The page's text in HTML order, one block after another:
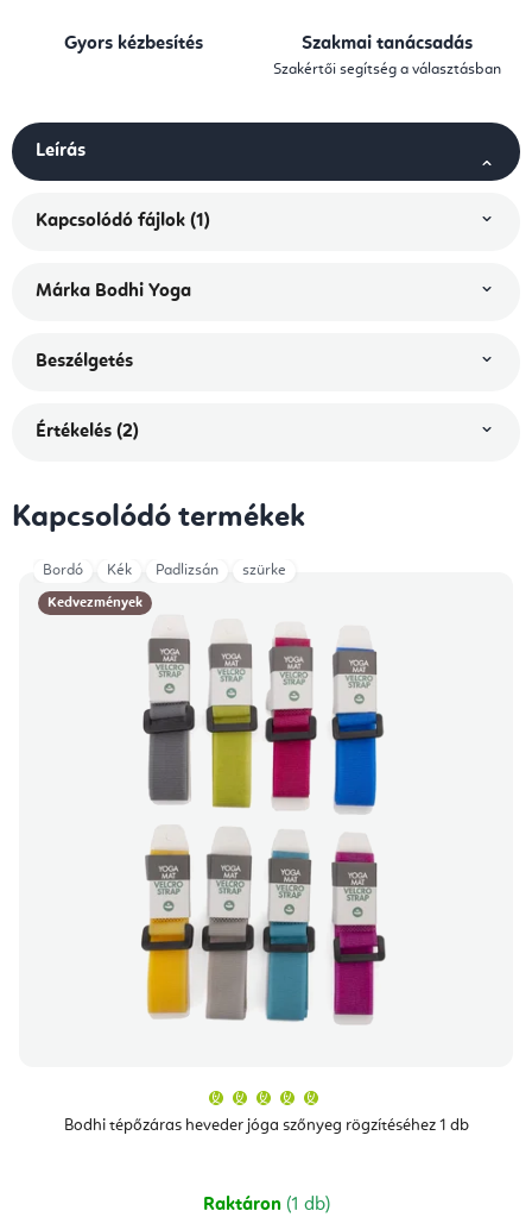
Gyors kézbesítés Szakmai tanácsadás
Szakértői segítség a választásban
Leírás
Kapcsolódó fájlok (1)
Márka Bodhi Yoga
Beszélgetés
Értékelés (2)
Kapcsolódó termékek
Kedvezmények
Bodhi tépőzáras heveder jóga szőnyeg rögzítéséhez 1 db
átlagos
értékelése
csillag.
Raktáron (1 db)
Bordó Kék Padlizsán szürke